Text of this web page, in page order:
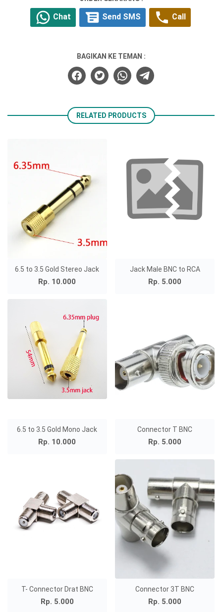
Chat Send SMS Call
BAGIKAN KE TEMAN :
RELATED PRODUCTS
6.5 to 3.5 Gold Stereo Jack
Rp. 10.000
Jack Male BNC to RCA
Rp. 5.000
6.5 to 3.5 Gold Mono Jack
Rp. 10.000
Connector T BNC
Rp. 5.000
T- Connector Drat BNC
Rp. 5.000
Connector 3T BNC
Rp. 5.000